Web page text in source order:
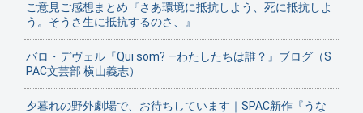
ご意見ご感想まとめ『さあ環境に抵抗しよう、死に抵抗しよ
う。そうさ生に抵抗するのさ、』
バロ・デヴェル『Qui som? ―わたしたちは誰？』ブログ（S
PAC文芸部 横山義志）
夕暮れの野外劇場で、お待ちしています｜SPAC新作『うな